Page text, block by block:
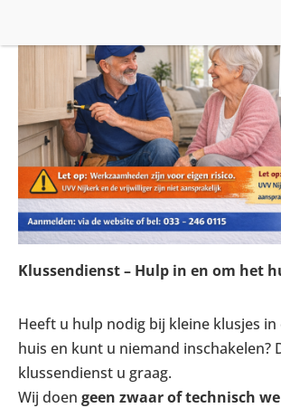
Klussendienst – Hulp in en om het
Heeft u hulp nodig bij kleine klusjes
huis en kunt u niemand inschakelen?
klussendienst u graag.
Wij doen geen zwaar of technisch